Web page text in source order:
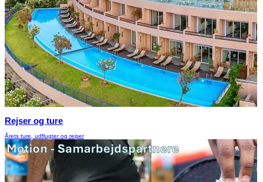
Rejser og ture
Årets ture, udflugter og rejser